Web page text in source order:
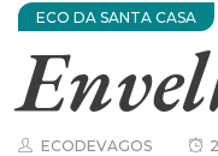
ECO DA SANTA CASA
ECODEVAGOS